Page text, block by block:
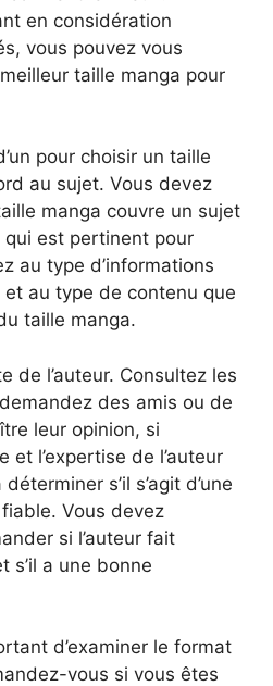
en considération
vous pouvez vous
taille manga pour
pour choisir un taille
au sujet. Vous devez
manga couvre un sujet
est pertinent pour
au type d’informations
au type de contenu que
taille manga.
de l’auteur. Consultez les
des amis ou de
leur opinion, si
et l’expertise de l’auteur
s’il s’agit d’une
Vous devez
si l’auteur fait
s’il a une bonne
d’examiner le format
vous si vous êtes